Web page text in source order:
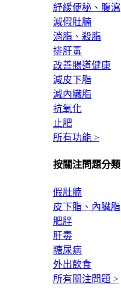
紓緩便秘、腹瀉
減假肚腩
消脂、殺脂
排肝毒
改善腸道健康
減皮下脂
減內臟脂
抗氧化
止肥
所有功能 >
按關注問題分類
假肚腩
皮下脂、內臟脂
肥胖
肝毒
糖尿病
外出飲食
所有關注問題 >